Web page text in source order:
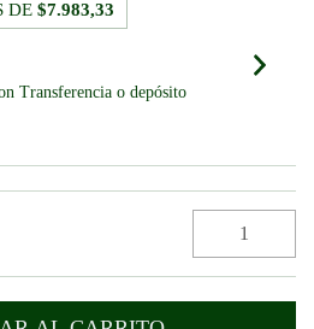
DE $7.983,33
Transferencia o depósito